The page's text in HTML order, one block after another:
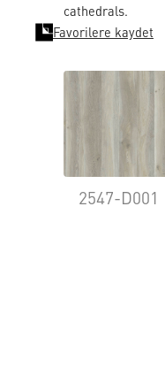
cathedrals.
Favorilere kaydet
2547-D001